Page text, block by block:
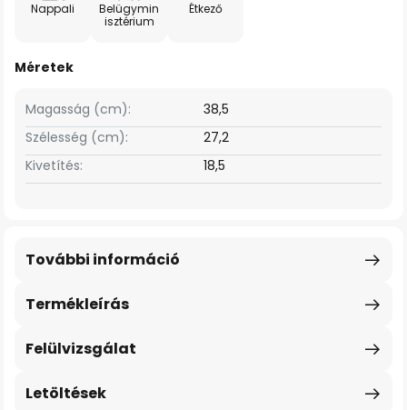
Nappali
Belügymin
isztérium
Étkező
Méretek
Szélesség (cm): 27,2
Magasság (cm): 38,5
Kivetítés: 18,5
Termékleírás
További információ
Felülvizsgálat
Letöltések